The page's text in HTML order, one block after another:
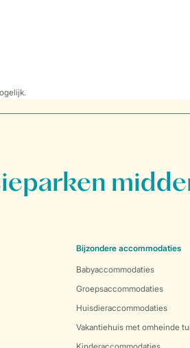
Bijzondere accommodaties
Babyaccommodaties
Groepsaccommodaties
Huisdieraccommodaties
Vakantiehuis met omheinde